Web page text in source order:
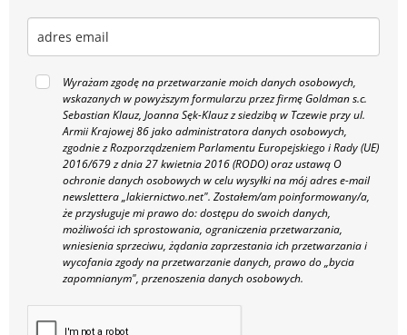
Wyrażam zgodę na przetwarzanie moich danych osobowych,
wskazanych w powyższym formularzu przez firmę Goldman s.c.
Sebastian Klauz, Joanna Sęk-Klauz z siedzibą w Tczewie przy ul.
Armii Krajowej 86 jako administratora danych osobowych,
zgodnie z Rozporządzeniem Parlamentu Europejskiego i Rady (UE)
2016/679 z dnia 27 kwietnia 2016 (RODO) oraz ustawą O
ochronie danych osobowych w celu wysyłki na mój adres e-mail
newslettera „lakiernictwo.net". Zostałem/am poinformowany/a,
że przysługuje mi prawo do: dostępu do swoich danych,
możliwości ich sprostowania, ograniczenia przetwarzania,
wniesienia sprzeciwu, żądania zaprzestania ich przetwarzania i
wycofania zgody na przetwarzanie danych, prawo do „bycia
zapomnianym", przenoszenia danych osobowych.